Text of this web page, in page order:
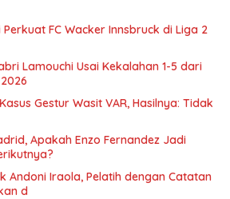
FC Wacker Innsbruck di Liga 2
Lamouchi Usai Kekalahan 1-5 dari
Gestur Wasit VAR, Hasilnya: Tidak
Apakah Enzo Fernandez Jadi
Andoni Iraola, Pelatih dengan Catatan
d